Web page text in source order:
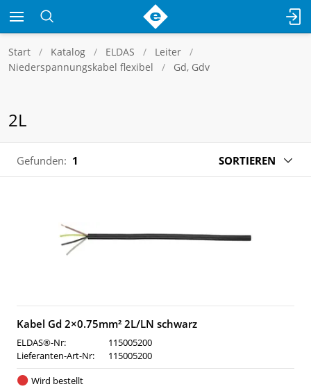
Start Katalog ELDAS
Leiter
Niederspannungskabel flexibel
Gd, Gdv
2L
Gefunden: 1 SORTIEREN
Kabel Gd 2×0.75mm² 2L/LN schwarz
ELDAS®-Nr:
115005200
Lieferanten-Art-Nr:
115005200
Wird bestellt